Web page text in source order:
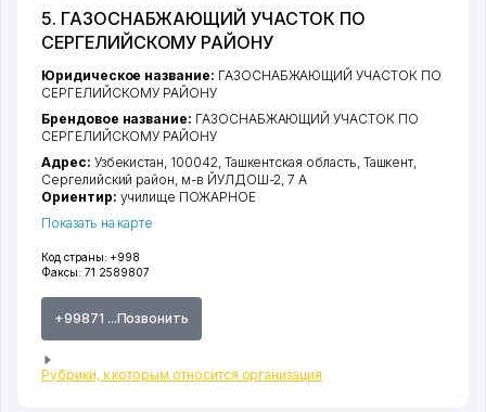
5. ГАЗОСНАБЖАЮЩИЙ УЧАСТОК ПО
СЕРГЕЛИЙСКОМУ РАЙОНУ
Код страны: +998
Факсы: 71 2589807
+99871 ...Позвонить
Рубрики, к которым относится организация
Юридическое название: ГАЗОСНАБЖАЮЩИЙ УЧАСТОК ПО
СЕРГЕЛИЙСКОМУ РАЙОНУ
Брендовое название: ГАЗОСНАБЖАЮЩИЙ УЧАСТОК ПО
СЕРГЕЛИЙСКОМУ РАЙОНУ
Адрес: Узбекистан, 100042, Ташкентская область Ташкент
Сергелийский район м-в ЙУЛДОШ-2 , 7 А
Ориентир: училище ПОЖАРНОЕ
Показать на карте